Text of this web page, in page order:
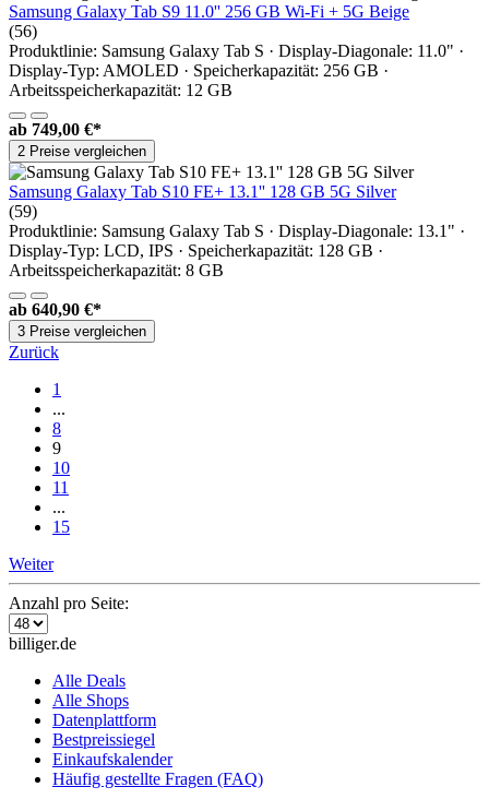
Samsung Galaxy Tab S9 11.0'' 256 GB Wi-Fi + 5G Beige
(56)
Produktlinie: Samsung Galaxy Tab S · Display-Diagonale: 11.0" ·
Display-Typ: AMOLED · Speicherkapazität: 256 GB ·
Arbeitsspeicherkapazität: 12 GB
ab 749,00 €*
2 Preise vergleichen
Samsung Galaxy Tab S10 FE+ 13.1'' 128 GB 5G Silver
(59)
Produktlinie: Samsung Galaxy Tab S · Display-Diagonale: 13.1" ·
Display-Typ: LCD, IPS · Speicherkapazität: 128 GB ·
Arbeitsspeicherkapazität: 8 GB
ab 640,90 €*
3 Preise vergleichen
Zurück
1
...
8
9
10
11
...
15
Weiter
Anzahl pro Seite:
billiger.de
Alle Deals
Alle Shops
Datenplattform
Bestpreissiegel
Einkaufskalender
Häufig gestellte Fragen (FAQ)